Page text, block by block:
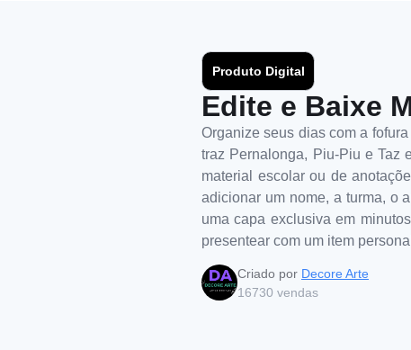
Produto Digital
Edite e Baixe
Organize seus dias com a
traz Pernalonga, Piu-Piu e Taz
material escolar ou de
adicionar um nome, a turma, o
uma capa exclusiva em
presentear com um item
Criado por Decore Arte
16730 vendas